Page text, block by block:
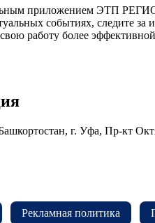
приложением ЭТП
событиях, следите
работу более
г. Уфа, Пр-кт
Рекламная политика